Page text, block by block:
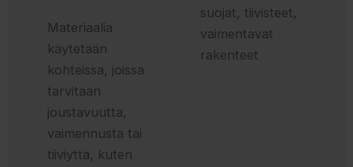
Materiaalia
käytetään
kohteissa, joissa
tarvitaan
joustavuutta,
vaimennusta tai
tiiviyttä, kuten
suojat, tiivisteet,
vaimentavat
rakenteet